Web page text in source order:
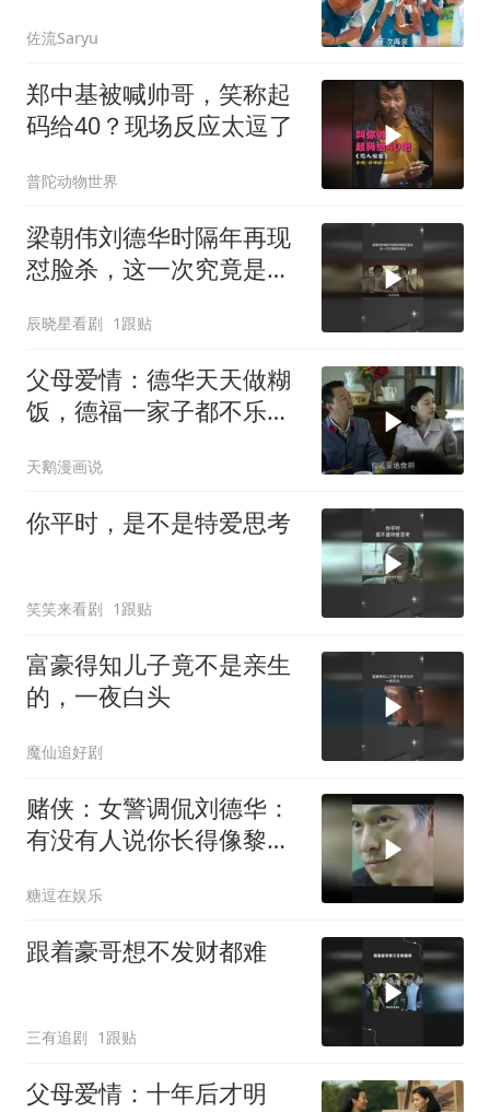
佐流Saryu
郑中基被喊帅哥，笑称起
码给40？现场反应太逗了
普陀动物世界
梁朝伟刘德华时隔年再现
怼脸杀，这一次究竟是敌
辰晓星看剧 1跟贴
父母爱情：德华天天做糊
饭，德福一家子都不乐意
天鹅漫画说
你平时，是不是特爱思考
笑笑来看剧 1跟贴
富豪得知儿子竟不是亲生
的，一夜白头
魔仙追好剧
赌侠：女警调侃刘德华：
有没有人说你长得像黎
糖逗在娱乐
跟着豪哥想不发财都难
三有追剧 1跟贴
父母爱情：十年后才明